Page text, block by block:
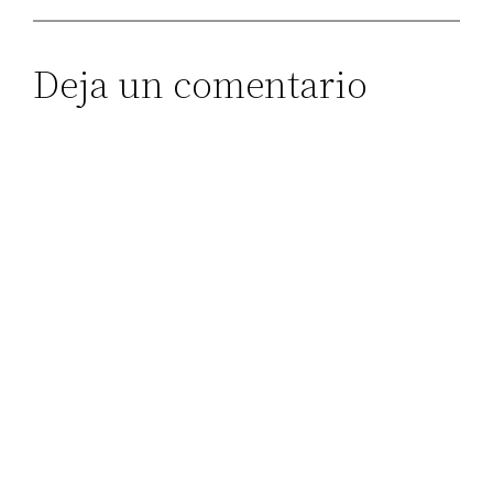
Deja un comentario